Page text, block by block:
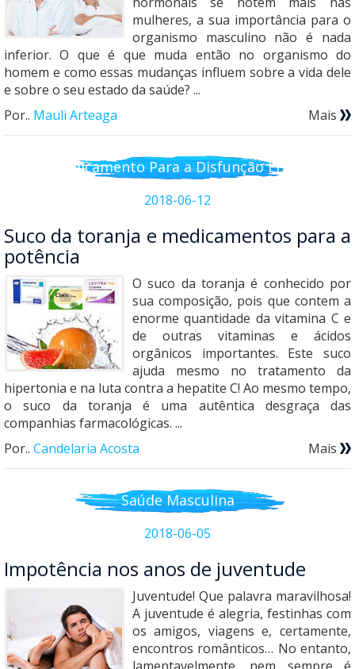
mulheres, a sua importância para o
organismo masculino não é nada
inferior. O que é que muda então no organismo do
homem e como essas mudanças influem sobre a vida dele
e sobre o seu estado da saúde? ...
Por.. Mauli Arteaga Mais
Medicamento Para a Disfunção Erétil
2018-06-12
Suco da toranja e medicamentos para a
potência
O suco da toranja é conhecido por
sua composição, pois que contem a
enorme quantidade da vitamina C e
de outras vitaminas e ácidos
orgânicos importantes. Este suco
ajuda mesmo no tratamento da
hipertonia e na luta contra a hepatite C! Ao mesmo tempo,
o suco da toranja é uma autêntica desgraça das
companhias farmacológicas. ...
Por.. Candelaria Acosta Mais
Saúde Masculina
2018-06-05
Impotência nos anos de juventude
Juventude! Que palavra maravilhosa!
A juventude é alegria, festinhas com
os amigos, viagens e, certamente,
encontros românticos… No entanto,